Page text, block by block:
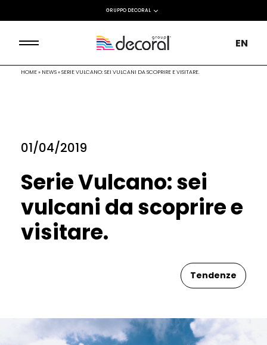
GRUPPO DECORAL
EN
HOME» NEWS»SERIE VULCANO: SEI VULCANI DA SCOPRIRE E VISITARE.
01/04/2019
Serie Vulcano: sei
vulcani da scoprire e
visitare.
Tendenze